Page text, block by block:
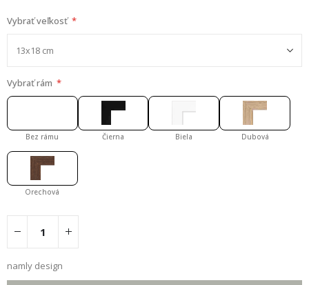
Vybrať veľkosť
Vybrať rám
Bez rámu Čierna Biela Dubová
Orechová
namly design